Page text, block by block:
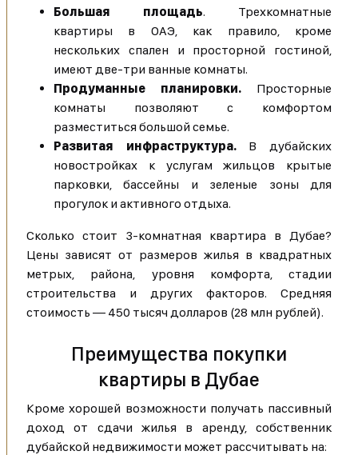
Большая площадь. Трехкомнатные
квартиры в ОАЭ, как правило, кроме
нескольких спален и просторной гостиной,
имеют две-три ванные комнаты.
Продуманные планировки. Просторные
комнаты позволяют с комфортом
разместиться большой семье.
Развитая инфраструктура.В дубайских
новостройках к услугам жильцов крытые
парковки, бассейны и зеленые зоны для
прогулок и активного отдыха.
Сколько стоит 3-комнатная квартира в Дубае?
Цены зависят от размеров жилья в квадратных
метрых, района, уровня комфорта, стадии
строительства и других факторов. Средняя
стоимость — 450 тысяч долларов (28 млн рублей).
Преимущества покупки
квартиры в Дубае
Кроме хорошей возможности получать пассивный
доход от сдачи жилья в аренду, собственник
дубайской недвижимости может рассчитывать на: